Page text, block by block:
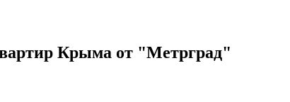
Крыма от "Метрград"